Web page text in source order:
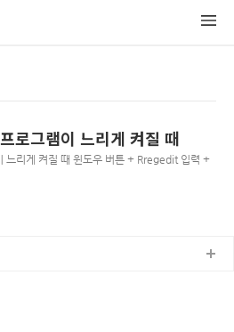
그램이 느리게 켜질 때
느리게 켜질 때 윈도우 버튼 + Rregedit 입력 +